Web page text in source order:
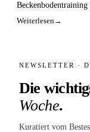
die Lebensqualität
Weiterlesen→
NEWSLETTER ·
Die
Woche.
Kuratiert vom